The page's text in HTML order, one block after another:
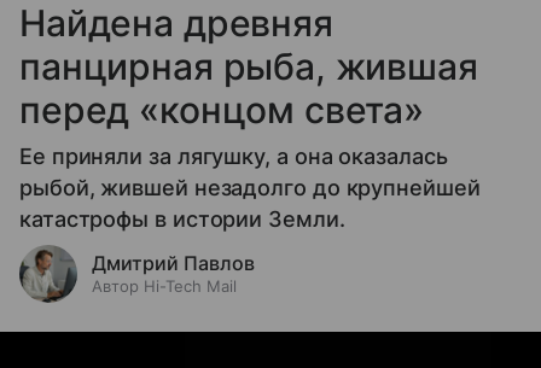
Найдена древняя
панцирная рыба, жившая
перед «концом света»
Ее приняли за лягушку, а она оказалась
рыбой, жившей незадолго до крупнейшей
катастрофы в истории Земли.
Дмитрий Павлов
Автор Hi-Tech Mail